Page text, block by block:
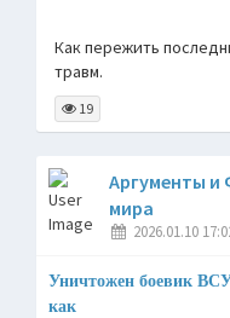
Как пережить
травм.
19
Аргументы и
мира
2026.01.10
Уничтожен боевик
как